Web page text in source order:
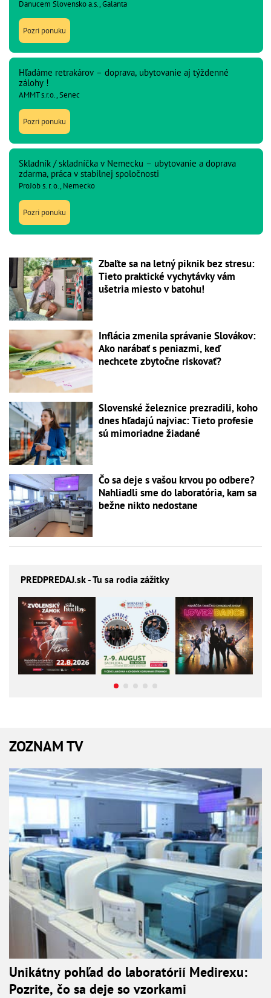
Danucem Slovensko a.s., Galanta
Pozri ponuku
Hľadáme retrakárov – doprava, ubytovanie aj týždenné
zálohy !
AMMT s.r.o., Senec
Pozri ponuku
Skladník / skladníčka v Nemecku – ubytovanie a doprava
zdarma, práca v stabilnej spoločnosti
ProJob s. r. o., Nemecko
Pozri ponuku
Zbaľte sa na letný piknik bez stresu:
Tieto praktické vychytávky vám
ušetria miesto v batohu!
Inflácia zmenila správanie Slovákov:
Ako narábať s peniazmi, keď
nechcete zbytočne riskovať?
Slovenské železnice prezradili, koho
dnes hľadajú najviac: Tieto profesie
sú mimoriadne žiadané
Čo sa deje s vašou krvou po odbere?
Nahliadli sme do laboratória, kam sa
bežne nikto nedostane
PREDPREDAJ.sk - Tu sa rodia zážitky
ZOZNAM TV
Unikátny pohľad do laboratórií Medirexu:
Pozrite, čo sa deje so vzorkami